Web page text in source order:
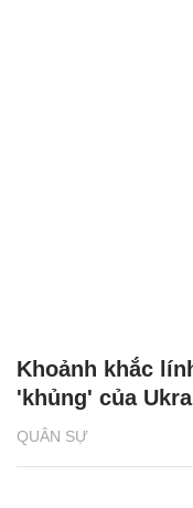
QUÂN SỰ
Khoảnh khắc
'khủng' của